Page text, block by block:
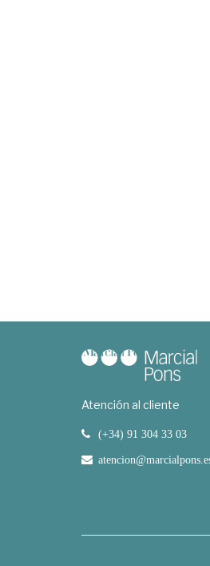
Atención al cliente
(+34) 91 304 33 03